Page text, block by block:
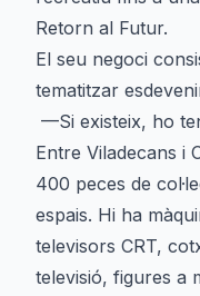
Retorn al Futur.
El seu negoci
tematitzar
—Si existeix, ho
Entre Viladecans i
400 peces de
espais. Hi ha
televisors CRT,
televisió, figures a